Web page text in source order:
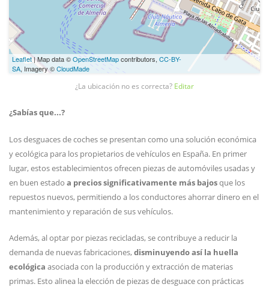
Leaflet| Map data ©OpenStreetMapcontributors, CC-BY-
SA, Imagery ©CloudMade
¿La ubicación no es correcta? Editar
¿Sabías que...?
Los desguaces de coches se presentan como una solución económica
y ecológica para los propietarios de vehículos en España. En primer
lugar, estos establecimientos ofrecen piezas de automóviles usadas y
en buen estado a precios significativamente más bajosque los
repuestos nuevos, permitiendo a los conductores ahorrar dinero en el
mantenimiento y reparación de sus vehículos.
Además, al optar por piezas recicladas, se contribuye a reducir la
demanda de nuevas fabricaciones,disminuyendo así la huella
ecológica asociada con la producción y extracción de materias
primas. Esto alinea la elección de piezas de desguace con prácticas